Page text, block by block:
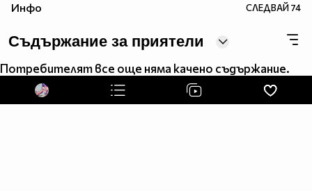
Инфо СЛЕДВАЙ74
Съдържание за приятели
Потребителят все още няма качено съдържание.